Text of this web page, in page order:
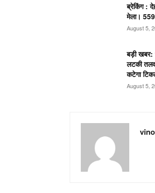
ब्रेकिंग :
मेला। 559
August 5,
बड़ी खबर:
लटकी
कटेगा
August 5,